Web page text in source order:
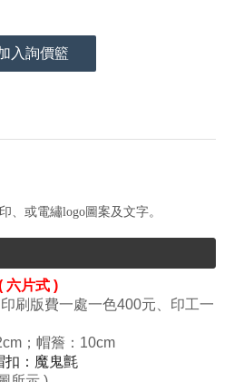
入詢價籃
、或電繡logo圖案及文字。
六片式 )
費一處一色400元、印工一
cm；帽簷：10cm
扣：魔鬼氈